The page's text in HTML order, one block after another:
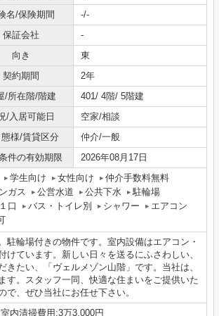
名/保険期間
-/-
保証会社
-
向き
東
契約期間
2年
/所在階/階建
401/ 4階/ 5階建
/入居可能日
空家/相談
様/賃貸区分
仲介/一般
件の有効期限 2026年08月17日
学生向け 女性向け
仲介手数料無料
ガス 公営水道 公共下水
駐輪場
口 バス・トイレ別 シャワー
エアコン
輪場付きの物件です。室内設備はエアコン・
ています。新しい日々を送るにふさわしい、
たい、「ヴェルメゾン山階」です。当社は、
す。スタッフ一同、快適な住まいをご提供いた
、ぜひ当社にお任せ下さい。
内清掃費用:3万3,000円